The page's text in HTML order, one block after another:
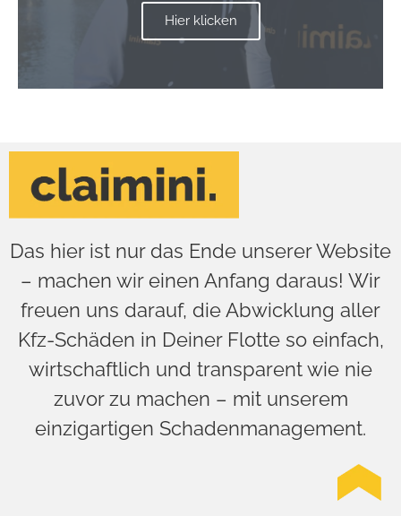
Hier klicken
Das hier ist nur das Ende unserer Website
– machen wir einen Anfang daraus! Wir
freuen uns darauf, die Abwicklung aller
Kfz-Schäden in Deiner Flotte so einfach,
wirtschaftlich und transparent wie nie
zuvor zu machen – mit unserem
einzigartigen Schadenmanagement.